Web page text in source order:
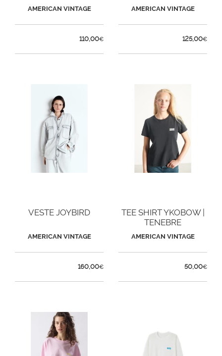
AMERICAN VINTAGE
110,00€
AMERICAN VINTAGE
125,00€
VESTE JOYBIRD
AMERICAN VINTAGE
160,00€
TEE SHIRT YKOBOW |
TENEBRE
AMERICAN VINTAGE
50,00€